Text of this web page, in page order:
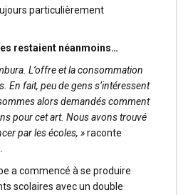
particulièrement
restaient néanmoins…
L’offre et la consommation
En fait, peu de gens s’intéressent
alors demandés comment
pour cet art. Nous avons trouvé
par les écoles, »raconte
a commencé à se produire
scolaires avec un double